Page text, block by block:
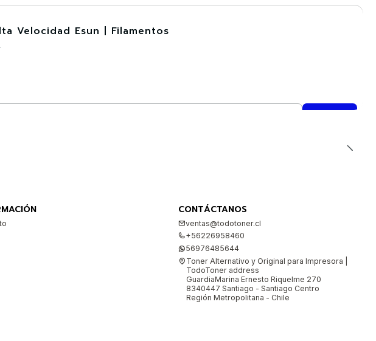
Velocidad Esun | Filamentos
CONTÁCTANOS
ventas@todotoner.cl
+56226958460
56976485644
Toner Alternativo y Original para Impresora |
TodoToner address
GuardiaMarina Ernesto Riquelme 270
8340447 Santiago - Santiago Centro
Región Metropolitana - Chile